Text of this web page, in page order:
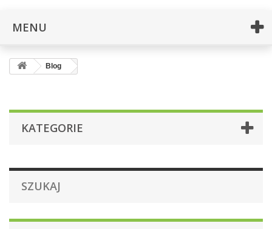
MENU
Blog
KATEGORIE
SZUKAJ